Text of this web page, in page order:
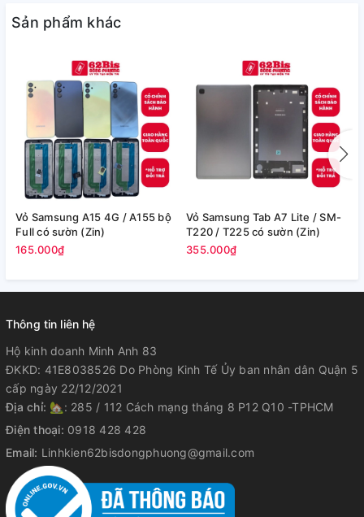
Sản phẩm khác
Vỏ Samsung A15 4G / A155 bộ
Full có sườn (Zin)
165.000₫
Vỏ Samsung Tab A7 Lite / SM-
T220 / T225 có sườn (Zin)
355.000₫
Thông tin liên hệ
Hộ kinh doanh Minh Anh 83
ĐKKD: 41E8038526 Do Phòng Kinh Tế Ủy ban nhân dân Quận 5
cấp ngày 22/12/2021
Địa chỉ: 🏡: 285 / 112 Cách mạng tháng 8 P12 Q10 -TPHCM
Điện thoại: 0918 428 428
Email: Linhkien62bisdongphuong@gmail.com